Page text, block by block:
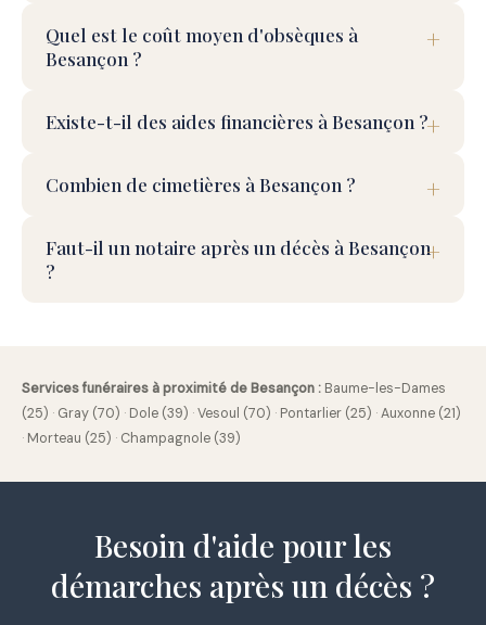
Quel est le coût moyen d'obsèques à
Besançon ?
Existe-t-il des aides financières à Besançon ?
Combien de cimetières à Besançon ?
Faut-il un notaire après un décès à Besançon
?
Services funéraires à proximité de Besançon : Baume-les-Dames
(25) · Gray (70) · Dole (39) ·Vesoul (70) · Pontarlier (25) ·Auxonne (21)
· Morteau (25) · Champagnole (39)
Besoin d'aide pour les
démarches après un décès ?